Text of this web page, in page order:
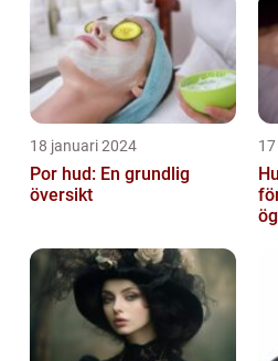
18 januari 2024
Por hud: En grundlig
översikt